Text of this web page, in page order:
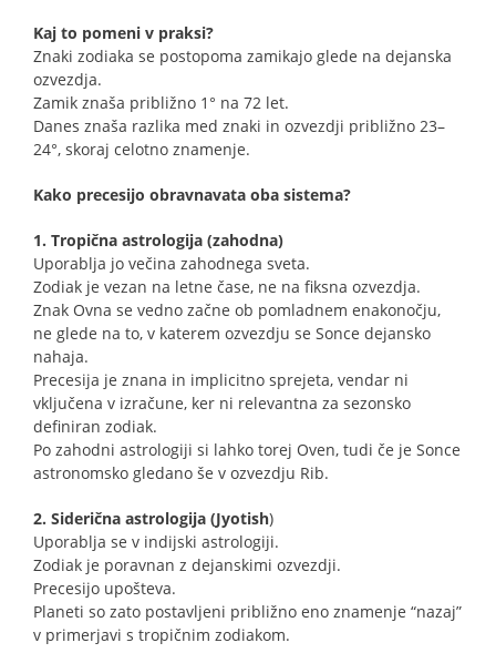
Kaj to pomeni v praksi?
Znaki zodiaka se postopoma zamikajo glede na dejanska
ozvezdja.
Zamik znaša približno 1° na 72 let.
Danes znaša razlika med znaki in ozvezdji približno 23–
24°, skoraj celotno znamenje.
Kako precesijo obravnavata oba sistema?
1. Tropična astrologija (zahodna)
Uporablja jo večina zahodnega sveta.
Zodiak je vezan na letne čase, ne na fiksna ozvezdja.
Znak Ovna se vedno začne ob pomladnem enakonočju,
ne glede na to, v katerem ozvezdju se Sonce dejansko
nahaja.
Precesija je znana in implicitno sprejeta, vendar ni
vključena v izračune, ker ni relevantna za sezonsko
definiran zodiak.
Po zahodni astrologiji si lahko torej Oven, tudi če je Sonce
astronomsko gledano še v ozvezdju Rib.
2. Siderična astrologija (Jyotish)
Uporablja se v indijski astrologiji.
Zodiak je poravnan z dejanskimi ozvezdji.
Precesijo upošteva.
Planeti so zato postavljeni približno eno znamenje “nazaj”
v primerjavi s tropičnim zodiakom.